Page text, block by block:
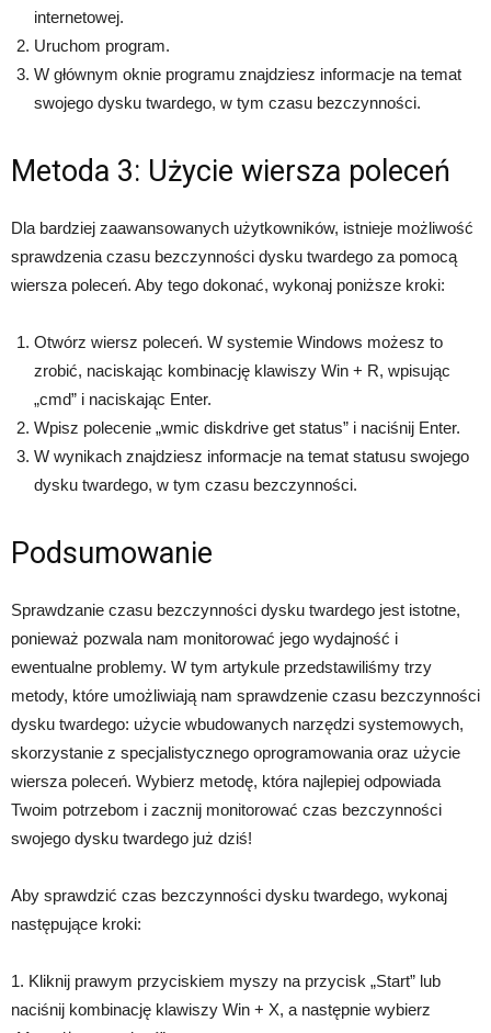
internetowej.
Uruchom program.
W głównym oknie programu znajdziesz informacje na temat
swojego dysku twardego, w tym czasu bezczynności.
Metoda 3: Użycie wiersza poleceń
Dla bardziej zaawansowanych użytkowników, istnieje możliwość
sprawdzenia czasu bezczynności dysku twardego za pomocą
wiersza poleceń. Aby tego dokonać, wykonaj poniższe kroki:
Otwórz wiersz poleceń. W systemie Windows możesz to
zrobić, naciskając kombinację klawiszy Win + R, wpisując
„cmd” i naciskając Enter.
Wpisz polecenie „wmic diskdrive get status” i naciśnij Enter.
W wynikach znajdziesz informacje na temat statusu swojego
dysku twardego, w tym czasu bezczynności.
Podsumowanie
Sprawdzanie czasu bezczynności dysku twardego jest istotne,
ponieważ pozwala nam monitorować jego wydajność i
ewentualne problemy. W tym artykule przedstawiliśmy trzy
metody, które umożliwiają nam sprawdzenie czasu bezczynności
dysku twardego: użycie wbudowanych narzędzi systemowych,
skorzystanie z specjalistycznego oprogramowania oraz użycie
wiersza poleceń. Wybierz metodę, która najlepiej odpowiada
Twoim potrzebom i zacznij monitorować czas bezczynności
swojego dysku twardego już dziś!
Aby sprawdzić czas bezczynności dysku twardego, wykonaj
następujące kroki:
1. Kliknij prawym przyciskiem myszy na przycisk „Start” lub
naciśnij kombinację klawiszy Win + X, a następnie wybierz